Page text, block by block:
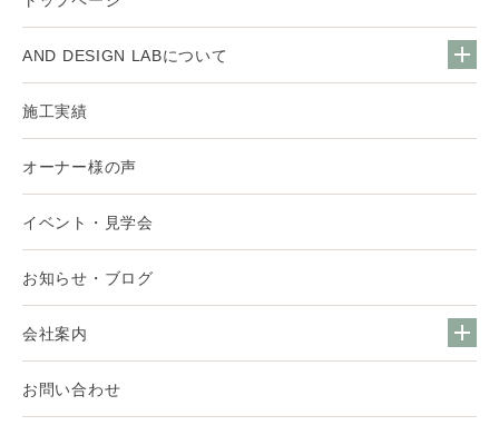
AND DESIGN LABについて
施工実績
オーナー様の声
イベント・見学会
お知らせ・ブログ
会社案内
お問い合わせ